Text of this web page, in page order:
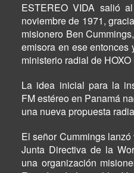
ESTEREO VIDA salió
noviembre de 1971,
misionero Ben
emisora en ese entonces
ministerio radial de
La idea inicial para la
FM estéreo en Panamá
una nueva propuesta
El señor Cummings
Junta Directiva de la
una organización